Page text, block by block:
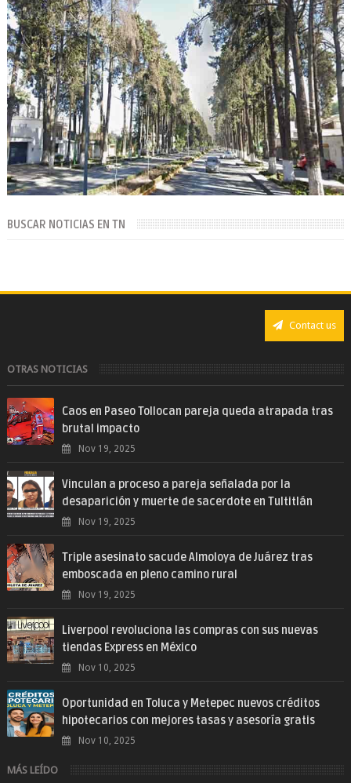
BUSCAR NOTICIAS EN TN
Contact us
OTRAS NOTICIAS
Caos en Paseo Tollocan pareja queda atrapada tras
brutal impacto
Nov 19, 2025
Vinculan a proceso a pareja señalada por la
desaparición y muerte de sacerdote en Tultitlán
Nov 19, 2025
Triple asesinato sacude Almoloya de Juárez tras
emboscada en pleno camino rural
Nov 19, 2025
Liverpool revoluciona las compras con sus nuevas
tiendas Express en México
Nov 10, 2025
Oportunidad en Toluca y Metepec nuevos créditos
hipotecarios con mejores tasas y asesoría gratis
Nov 10, 2025
MÁS LEÍDO